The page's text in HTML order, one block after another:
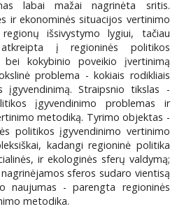
labai mažai nagrinėta sritis.
ir ekonominės situacijos vertinimo
išsivystymo lygiui, tačiau
atkreipta į regioninės politikos
kokybinio poveikio įvertinimą
problema - kokiais rodikliais
įgyvendinimą. Straipsnio tikslas -
įgyvendinimo problemas ir
metodiką. Tyrimo objektas -
politikos įgyvendinimo vertinimo
kadangi regioninė politika
ir ekologinės sferų valdymą;
sferos sudaro vientisą
naujumas - parengta regioninės
metodika.